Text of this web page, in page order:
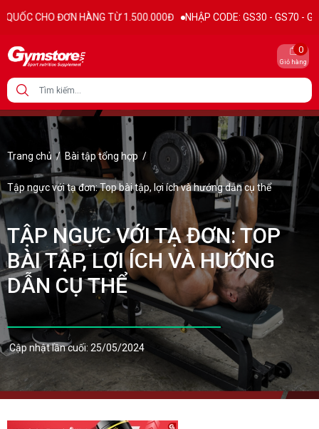
ĐƠN HÀNG TỪ 1.500.000Đ NHẬP CODE: GS30 - GS70 - GS100 giảm
Giỏ hàng
0
Trang chủ / Bài tập tổng hợp /
Tập ngực với tạ đơn: Top bài tập, lợi ích và hướng dẫn cụ thể
TẬP NGỰC VỚI TẠ ĐƠN: TOP
BÀI TẬP, LỢI ÍCH VÀ HƯỚNG
DẪN CỤ THỂ
Cập nhật lần cuối: 25/05/2024